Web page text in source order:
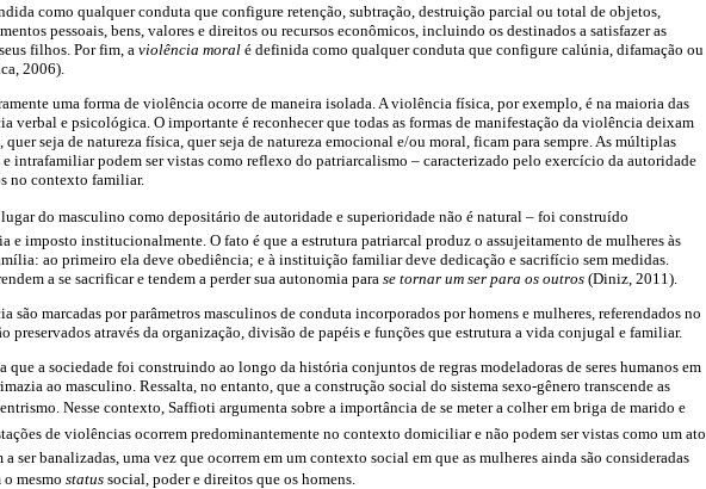
como qualquer conduta que configure retenção, subtração, destruição parcial ou total de objetos,
pessoais, bens, valores e direitos ou recursos econômicos, incluindo os destinados a satisfazer as
filhos. Por fim, a violência moral é definida como qualquer conduta que configure calúnia, difamação ou
2006).
uma forma de violência ocorre de maneira isolada. A violência física, por exemplo, é na maioria das
verbal e psicológica. O importante é reconhecer que todas as formas de manifestação da violência deixam
quer seja de natureza física, quer seja de natureza emocional e/ou moral, ficam para sempre. As múltiplas
intrafamiliar podem ser vistas como reflexo do patriarcalismo – caracterizado pelo exercício da autoridade
no contexto familiar.
do masculino como depositário de autoridade e superioridade não é natural – foi construído
e imposto institucionalmente. O fato é que a estrutura patriarcal produz o assujeitamento de mulheres às
ao primeiro ela deve obediência; e à instituição familiar deve dedicação e sacrifício sem medidas.
a se sacrificar e tendem a perder sua autonomia para se tornar um ser para os outros (Diniz, 2011).
são marcadas por parâmetros masculinos de conduta incorporados por homens e mulheres, referendados no
preservados através da organização, divisão de papéis e funções que estrutura a vida conjugal e familiar.
a sociedade foi construindo ao longo da história conjuntos de regras modeladoras de seres humanos em
ao masculino. Ressalta, no entanto, que a construção social do sistema sexo-gênero transcende as
Nesse contexto, Saffioti argumenta sobre a importância de se meter a colher em briga de marido e
de violências ocorrem predominantemente no contexto domiciliar e não podem ser vistas como um ato
ser banalizadas, uma vez que ocorrem em um contexto social em que as mulheres ainda são consideradas
o mesmo status social, poder e direitos que os homens.